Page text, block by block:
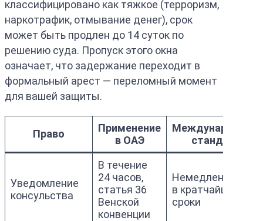
классифицировано как тяжкое (терроризм,
наркотрафик, отмывание денег), срок
может быть продлен до 14 суток по
решению суда. Пропуск этого окна
означает, что задержание переходит в
формальный арест — переломный момент
для вашей защиты.
Право
Применение
в ОАЭ
Международный
стандарт
Уведомление
консульства
В течение
24 часов,
статья 36
Венской
конвенции
Немедленно или
в кратчайшие
сроки